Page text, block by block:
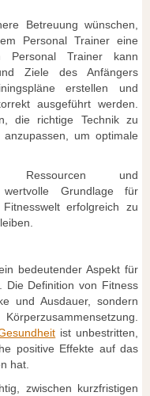
Betreuung wünschen,
Personal Trainer eine
Personal Trainer kann
Ziele des Anfängers
erstellen und
ausgeführt werden.
die richtige Technik zu
um optimale
Ressourcen und
wertvolle Grundlage für
erfolgreich zu
bedeutender Aspekt für
Die Definition von Fitness
und Ausdauer, sondern
ist unbestritten,
positive Effekte auf das
hat.
zwischen kurzfristigen